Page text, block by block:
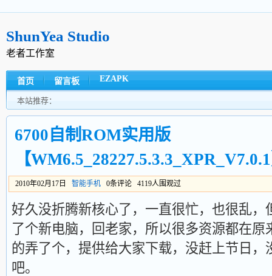
ShunYea Studio
老者工作室
首页 留言板 EZAPK
本站推荐：
6700自制ROM实用版
【
2010年02月17日 智能手机 0条评论 4119人围观过
好久没折腾新核心了，一直很忙，也很乱，
了个新电脑，回老家，所以很多资源都在
的弄了个，提供给大家下载，没赶上节日，
吧。